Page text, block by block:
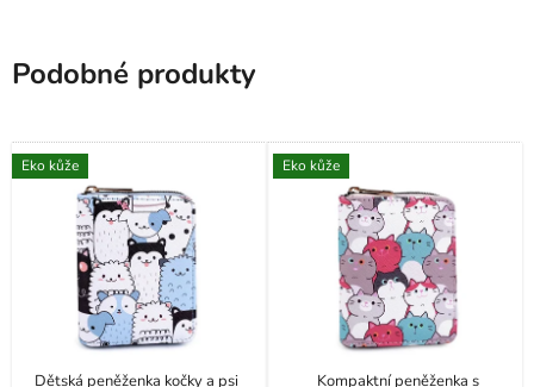
Podobné produkty
Eko kůže
Dětská peněženka kočky a psi
Eko kůže
Kompaktní peněženka s